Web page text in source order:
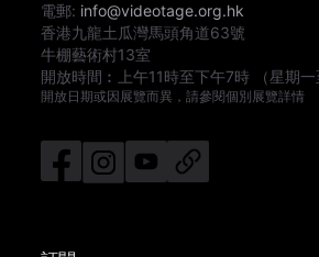
電郵: info@videotage.org.hk
香港九龍土瓜灣馬頭角道63號
牛棚藝術村13室
開放時間︰
上午11時至下午7時 （星期一
開放日期或因展覽而異，請參閱個別展覽詳情